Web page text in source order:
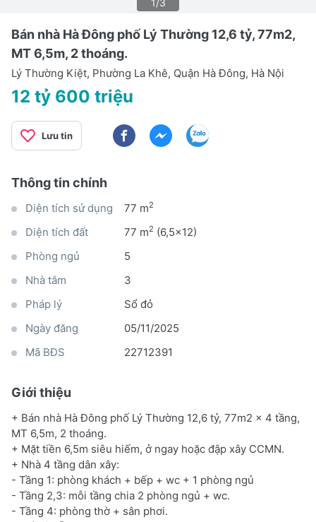
Bán nhà Hà Đông phố Lý Thường 12,6 tỷ, 77m2,
MT 6,5m, 2 thoáng.
Lý Thường Kiệt, Phường La Khê, Quận Hà Đông, Hà Nội
12 tỷ 600 triệu
Lưu tin
Thông tin chính
Diện tích sử dụng 77 m2
Diện tích đất 77 m2 (6,5x12)
Phòng ngủ
5
Nhà tắm
3
Pháp lý
Sổ đỏ
Ngày đăng
05/11/2025
Mã BĐS
22712391
Giới thiệu
+ Bán nhà Hà Đông phố Lý Thường 12,6 tỷ, 77m2 x 4 tầng,
MT 6,5m, 2 thoáng.
+ Mặt tiền 6,5m siêu hiếm, ở ngay hoặc đập xây CCMN.
+ Nhà 4 tầng dân xây:
- Tầng 1: phòng khách + bếp + wc + 1 phòng ngủ
- Tầng 2,3: mỗi tầng chia 2 phòng ngủ + wc.
- Tầng 4: phòng thờ + sân phơi.